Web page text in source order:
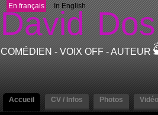
En français In English
David
COMÉDIEN - VOIX OFF - AUTEUR
Accueil CV / Infos Photos